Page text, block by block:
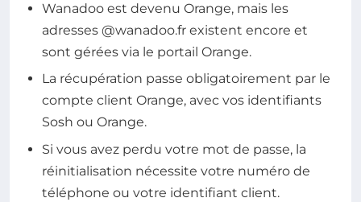
Wanadoo est devenu Orange, mais les
adresses @wanadoo.fr existent encore et
sont gérées via le portail Orange.
La récupération passe obligatoirement par le
compte client Orange, avec vos identifiants
Sosh ou Orange.
Si vous avez perdu votre mot de passe, la
réinitialisation nécessite votre numéro de
téléphone ou votre identifiant client.